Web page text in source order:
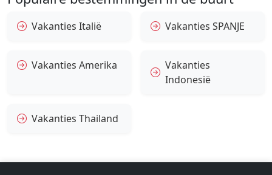
Vakanties Italië Vakanties SPANJE
Vakanties Amerika
Vakanties
Indonesië
Vakanties Thailand